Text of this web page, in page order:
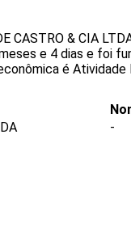
CASTRO & CIA
meses e 4 dias e foi
é Atividade
-